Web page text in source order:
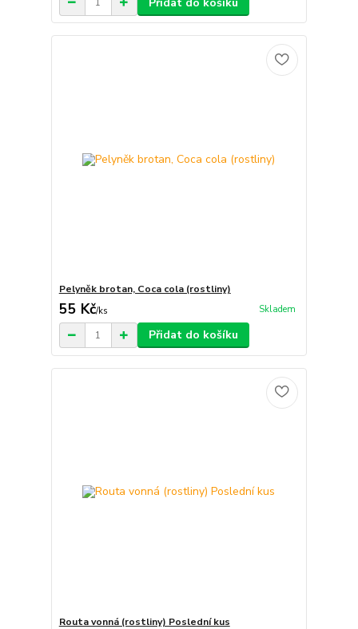
Pelyněk brotan, Coca cola (rostliny)
55 Kč/ks Skladem
Přidat do košíku
Routa vonná (rostliny) Poslední kus